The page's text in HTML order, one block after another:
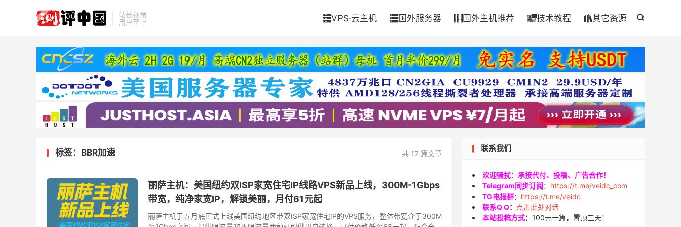
站长视角
用户至上

VPS·云主机 国外服务器  国外主机推荐 技术教程 其它资源
共 17 篇文章
标签：BBR加速
丽萨主机：美国纽约双ISP家宽住宅IP线路VPS新品上线，300M-1Gbps
带宽，纯净家宽IP，解锁美丽，月付61元起
丽萨主机于五月底正式上线美国纽约地区带双ISP家宽住宅IP的VPS服务，整体带宽介于300M
联系我们
欢迎骚扰：承接代付、投稿、广告合作！
Telegram同步订阅： https://t.me/veidc_com
TG电报群： https://t.me/veidc
联系Q Q：
点击此处对话
本站投稿方式： 100元一篇，置顶三天！